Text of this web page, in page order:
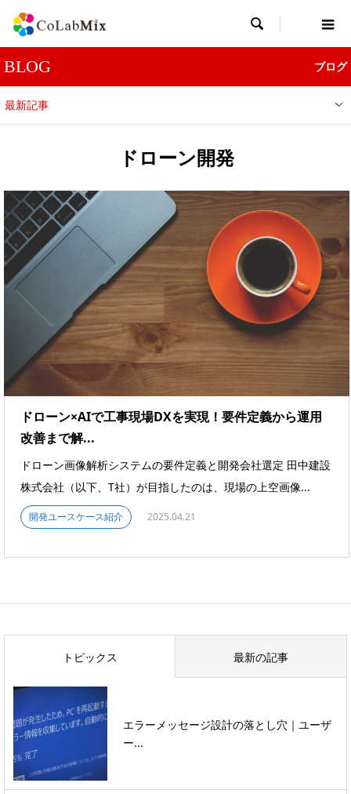

BLOG ブログ
最新記事
ドローン開発
ドローン×AIで工事現場DXを実現！要件定義から運用
改善まで解...
ドローン画像解析システムの要件定義と開発会社選定 田中建設
株式会社（以下、T社）が目指したのは、現場の上空画像...
開発ユースケース紹介 2025.04.21
トピックス 最新の記事
エラーメッセージ設計の落とし穴｜ユーザ
ー...